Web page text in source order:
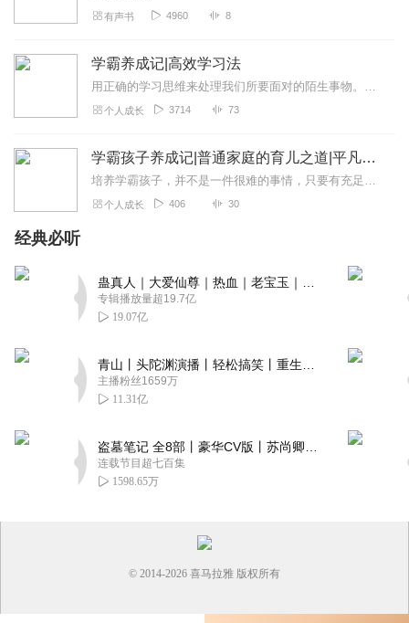
有声书 4960 8
学霸养成记|高效学习法
用正确的学习思维来处理我们所要面对的陌生事物。学会以重要程度来判断学习所需投入的时间精力。针对学生领域,谈学习技巧,学习难点,帮助同学们能够高效学习.高效学习的...
个人成长 3714 73
学霸孩子养成记|普通家庭的育儿之道|平凡父母的教子方法
培养学霸孩子，并不是一件很难的事情，只要有充足的信心和科学的方法，普通家庭也可以培养出优秀的孩子。万千家庭，万千孩子，万千种育儿方法，这只是其中一种，...
个人成长 406 30
经典必听
专辑播放量超19.7亿
19.07亿
主播粉丝1659万
11.31亿
连载节目超七百集
1598.65万
© 2014-2026 喜马拉雅 版权所有